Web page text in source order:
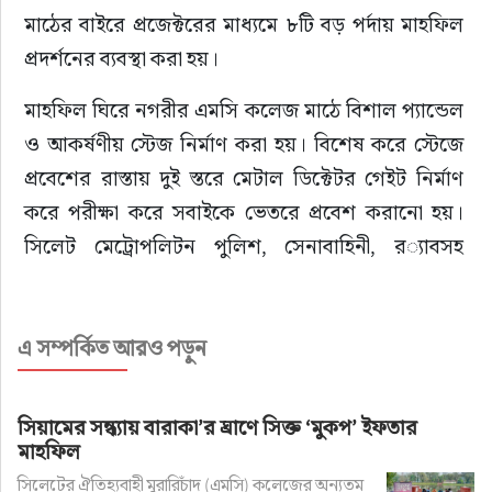
মাঠের বাইরে প্রজেক্টরের মাধ্যমে ৮টি বড় পর্দায় মাহফিল
প্রদর্শনের ব্যবস্থা করা হয়।
মাহফিল ঘিরে নগরীর এমসি কলেজ মাঠে বিশাল প্যান্ডেল
ও আকর্ষণীয় স্টেজ নির্মাণ করা হয়। বিশেষ করে স্টেজে
প্রবেশের রাস্তায় দুই স্তরে মেটাল ডিক্টেটর গেইট নির্মাণ
করে পরীক্ষা করে সবাইকে ভেতরে প্রবেশ করানো হয়।
সিলেট মেট্রোপলিটন পুলিশ, সেনাবাহিনী, র‌্যাবসহ
পক্ষ থেকে মাহফিল এলাকায় বিশেষ ব্যবস্থা নেয়া হয়।
সর্বাত্মক কাজ করে। মাহফিল পার্শ্ববর্তী এলাকায় ট্রাক-
বাসসহ বড় যান চলাচল সীমিত করা হয়। মুসল্লীদের কেউ
অসুস্থ হলে চিকিৎসার জন্য প্রস্তুত রাখা হয়মেডিকেল টিম।
এ সম্পর্কিত আরও পড়ুন
সিয়ামের সন্ধ্যায় বারাকা’র ঘ্রাণে সিক্ত ‘মুকপ’ ইফতার
মাহফিল
সিলেটের ঐতিহ্যবাহী মুরারিচাঁদ (এমসি) কলেজের অন্যতম